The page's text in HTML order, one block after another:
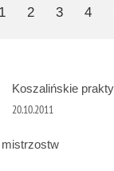
1 2 3 4
Koszalińskie
20.10.2011